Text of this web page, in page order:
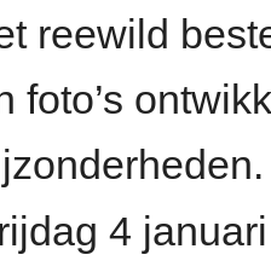
reewild
foto’s
4